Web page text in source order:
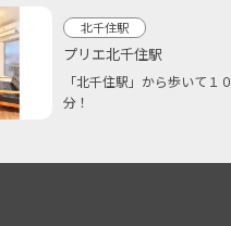
北千住駅
プリエ北千住駅
「北千住駅」から歩いて１０
分！